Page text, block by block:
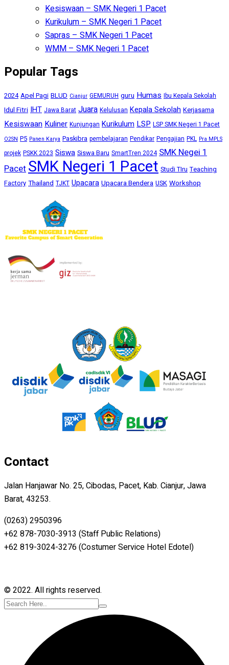
Kesiswaan – SMK Negeri 1 Pacet
Kurikulum – SMK Negeri 1 Pacet
Sapras – SMK Negeri 1 Pacet
WMM – SMK Negeri 1 Pacet
Popular Tags
2024 Apel Pagi BLUD Cianjur GEMURUH guru Humas Ibu Kepala Sekolah
Idul Fitri IHT Jawa Barat Juara Kelulusan Kepala Sekolah Kerjasama
KesiswaanKuliner Kunjungan KurikulumLSP LSP SMK Negeri 1 Pacet
O2SN P5 Panen Karya Paskibra pembelajaran Pendikar Pengajian PKL Pra MPLS
projek PSKK 2023 Siswa Siswa Baru SmartTren 2024 SMK Negei 1
PacetSMK Negeri 1 Pacet Studi TIru Teaching
Factory Thailand TJKT Upacara Upacara Bendera USK Workshop
Contact
Jalan Hanjawar No. 25, Cibodas, Pacet, Kab. Cianjur, Jawa
Barat, 43253.
(0263) 2950396
+62 878-7030-3913 (Staff Public Relations)
+62 819-3024-3276 (Costumer Service Hotel Edotel)
© 2022. All rights reserved.